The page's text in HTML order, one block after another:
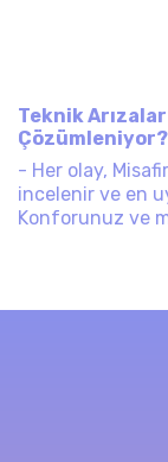
Teknik
Çözümleniyor?
- Her olay,
incelenir ve en
Konforunuz ve